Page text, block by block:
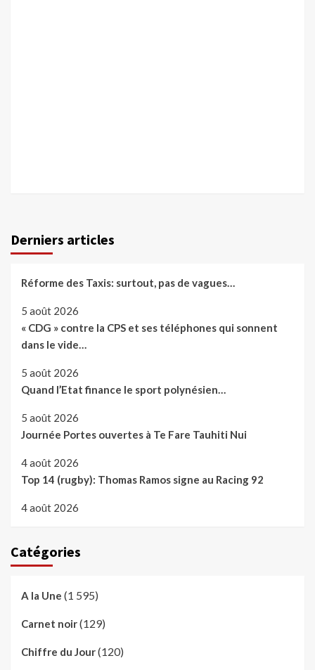
Derniers articles
Réforme des Taxis: surtout, pas de vagues…
5 août 2026
« CDG » contre la CPS et ses téléphones qui sonnent
dans le vide…
5 août 2026
Quand l’Etat finance le sport polynésien…
5 août 2026
Journée Portes ouvertes à Te Fare Tauhiti Nui
4 août 2026
Top 14 (rugby): Thomas Ramos signe au Racing 92
4 août 2026
Catégories
A la Une (1 595)
Carnet noir(129)
Chiffre du Jour(120)